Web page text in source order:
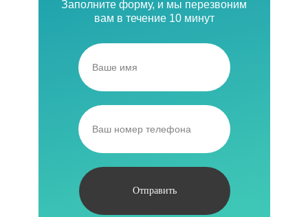
Заполните форму, и мы перезвоним
вам в течение 10 минут
Отправить